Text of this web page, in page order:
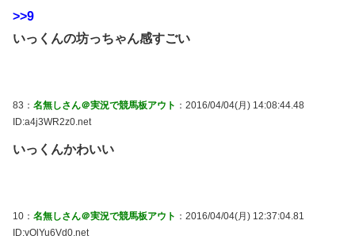
>>9
いっくんの坊っちゃん感すごい
83： 名無しさん＠実況で競馬板アウト ：2016/04/04(月) 14:08:44.48
ID:a4j3WR2z0.net
いっくんかわいい
10： 名無しさん＠実況で競馬板アウト ：2016/04/04(月) 12:37:04.81
ID:vOlYu6Vd0.net